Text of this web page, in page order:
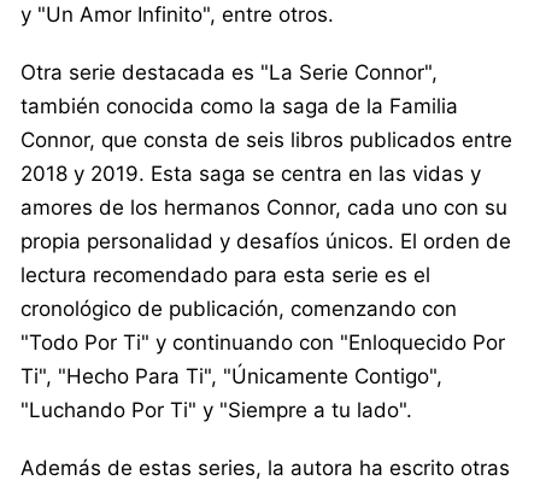
y "Un Amor Infinito", entre otros.
Otra serie destacada es "La Serie Connor",
también conocida como la saga de la Familia
Connor, que consta de seis libros publicados entre
2018 y 2019. Esta saga se centra en las vidas y
amores de los hermanos Connor, cada uno con su
propia personalidad y desafíos únicos. El orden de
lectura recomendado para esta serie es el
cronológico de publicación, comenzando con
"Todo Por Ti" y continuando con "Enloquecido Por
Ti", "Hecho Para Ti", "Únicamente Contigo",
"Luchando Por Ti" y "Siempre a tu lado".
Además de estas series, la autora ha escrito otras